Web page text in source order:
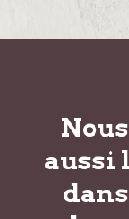
aussi
dans